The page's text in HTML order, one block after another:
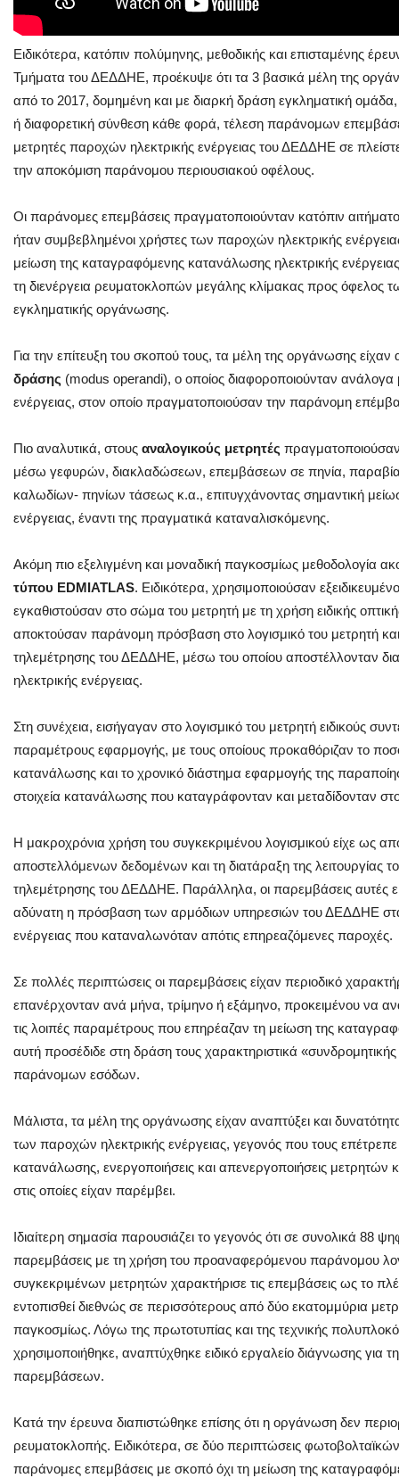
Ειδικότερα, κατόπιν πολύμηνης, μεθοδικής και επισταμένης
Τμήματα του ΔΕΔΔΗΕ, προέκυψε ότι τα 3 βασικά μέλη της
από το 2017, δομημένη και με διαρκή δράση εγκληματική
ή διαφορετική σύνθεση κάθε φορά, τέλεση παράνομων
μετρητές παροχών ηλεκτρικής ενέργειας του ΔΕΔΔΗΕ σε
την αποκόμιση παράνομου περιουσιακού οφέλους.
Οι παράνομες επεμβάσεις πραγματοποιούνταν κατόπιν
ήταν συμβεβλημένοι χρήστες των παροχών ηλεκτρικής
μείωση της καταγραφόμενης κατανάλωσης ηλεκτρικής
τη διενέργεια ρευματοκλοπών μεγάλης κλίμακας προς όφελος
εγκληματικής οργάνωσης.
Για την επίτευξη του σκοπού τους, τα μέλη της οργάνωσης είχαν
δράσης (modus operandi), ο οποίος διαφοροποιούνταν ανάλογα
ενέργειας, στον οποίο πραγματοποιούσαν την παράνομη
Πιο αναλυτικά, στους αναλογικούς μετρητές
μέσω γεφυρών, διακλαδώσεων, επεμβάσεων σε πηνία,
καλωδίων- πηνίων τάσεως κ.α., επιτυγχάνοντας σημαντική
ενέργειας, έναντι της πραγματικά καταναλισκόμενης.
Ακόμη πιο εξελιγμένη και μοναδική παγκοσμίως μεθοδολογία
τύπου EDMIATLAS. Ειδικότερα, χρησιμοποιούσαν
εγκαθιστούσαν στο σώμα του μετρητή με τη χρήση ειδικής
αποκτούσαν παράνομη πρόσβαση στο λογισμικό του μετρητή
τηλεμέτρησης του ΔΕΔΔΗΕ, μέσω του οποίου αποστέλλονταν
ηλεκτρικής ενέργειας.
Στη συνέχεια, εισήγαγαν στο λογισμικό του μετρητή ειδικούς
παραμέτρους εφαρμογής, με τους οποίους προκαθόριζαν το
κατανάλωσης και το χρονικό διάστημα εφαρμογής της
στοιχεία κατανάλωσης που καταγράφονταν και μεταδίδονταν
Η μακροχρόνια χρήση του συγκεκριμένου λογισμικού είχε ως
αποστελλόμενων δεδομένων και τη διατάραξη της λειτουργίας
τηλεμέτρησης του ΔΕΔΔΗΕ. Παράλληλα, οι παρεμβάσεις αυτές
αδύνατη η πρόσβαση των αρμόδιων υπηρεσιών του ΔΕΔΔΗΕ στα
ενέργειας που καταναλωνόταν απότις επηρεαζόμενες παροχές.
Σε πολλές περιπτώσεις οι παρεμβάσεις είχαν περιοδικό
επανέρχονταν ανά μήνα, τρίμηνο ή εξάμηνο, προκειμένου να
τις λοιπές παραμέτρους που επηρέαζαν τη μείωση της
αυτή προσέδιδε στη δράση τους χαρακτηριστικά
παράνομων εσόδων.
Μάλιστα, τα μέλη της οργάνωσης είχαν αναπτύξει και
των παροχών ηλεκτρικής ενέργειας, γεγονός που τους
κατανάλωσης, ενεργοποιήσεις και απενεργοποιήσεις
στις οποίες είχαν παρέμβει.
Ιδιαίτερη σημασία παρουσιάζει το γεγονός ότι σε συνολικά 88
παρεμβάσεις με τη χρήση του προαναφερόμενου παράνομου
συγκεκριμένων μετρητών χαρακτήρισε τις επεμβάσεις ως το
εντοπισθεί διεθνώς σε περισσότερους από δύο εκατομμύρια
παγκοσμίως. Λόγω της πρωτοτυπίας και της τεχνικής
χρησιμοποιήθηκε, αναπτύχθηκε ειδικό εργαλείο διάγνωσης για
παρεμβάσεων.
Κατά την έρευνα διαπιστώθηκε επίσης ότι η οργάνωση δεν
ρευματοκλοπής. Ειδικότερα, σε δύο περιπτώσεις
παράνομες επεμβάσεις με σκοπό όχι τη μείωση της